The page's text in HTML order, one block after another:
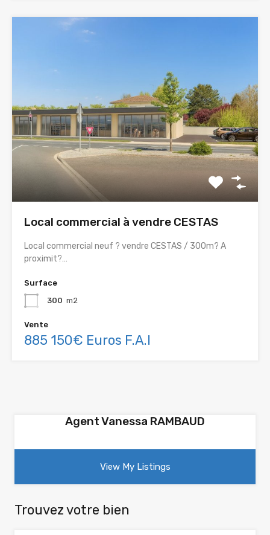
Local commercial à vendre CESTAS
Local commercial neuf ? vendre CESTAS / 300m? A
proximit?…
Surface
300 m2
Vente
885 150€ Euros F.A.I
Agent Vanessa RAMBAUD
View My Listings
Trouvez votre bien